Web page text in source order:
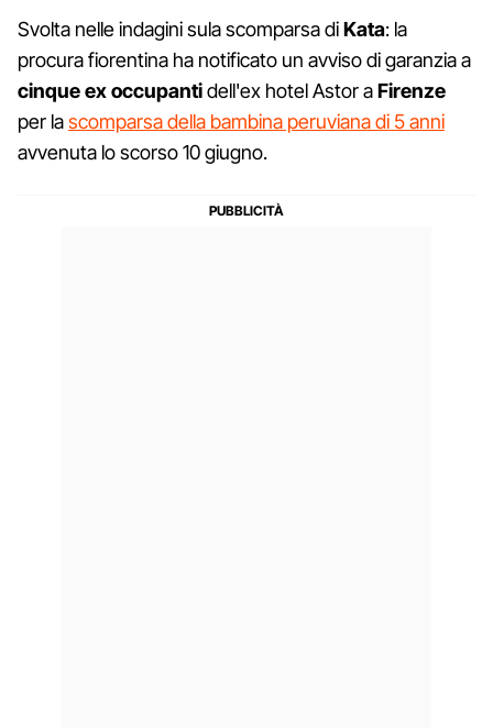
Svolta nelle indagini sula scomparsa diKata: la
procura fiorentina ha notificato un avviso di garanzia a
cinqueex occupantidell'ex hotel Astor aFirenze
per lascomparsa della bambina peruviana di 5 anni
avvenuta lo scorso 10 giugno.